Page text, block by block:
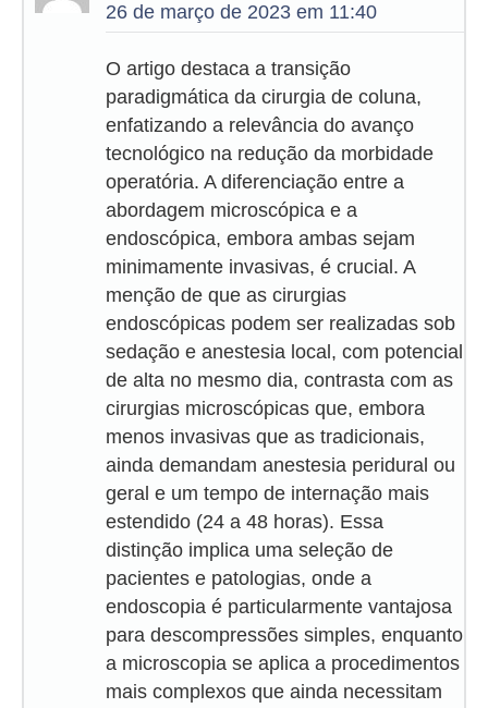
26 de março de 2023 em 11:40
O artigo destaca a transição
paradigmática da cirurgia de coluna,
enfatizando a relevância do avanço
tecnológico na redução da morbidade
operatória. A diferenciação entre a
abordagem microscópica e a
endoscópica, embora ambas sejam
minimamente invasivas, é crucial. A
menção de que as cirurgias
endoscópicas podem ser realizadas sob
sedação e anestesia local, com potencial
de alta no mesmo dia, contrasta com as
cirurgias microscópicas que, embora
menos invasivas que as tradicionais,
ainda demandam anestesia peridural ou
geral e um tempo de internação mais
estendido (24 a 48 horas). Essa
distinção implica uma seleção de
pacientes e patologias, onde a
endoscopia é particularmente vantajosa
para descompressões simples, enquanto
a microscopia se aplica a procedimentos
mais complexos que ainda necessitam